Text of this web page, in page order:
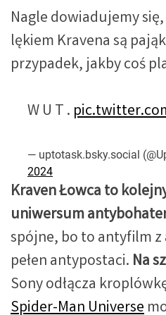
Nagle dowiadujemy
lękiem Kravena są
przypadek, jakby coś
W U T .
— uptotask.bsky.social
2024
Kraven Łowca to
uniwersum
spójne, bo to antyfilm
pełen antypostaci. Na
Sony odłącza
Spider-Man Universe